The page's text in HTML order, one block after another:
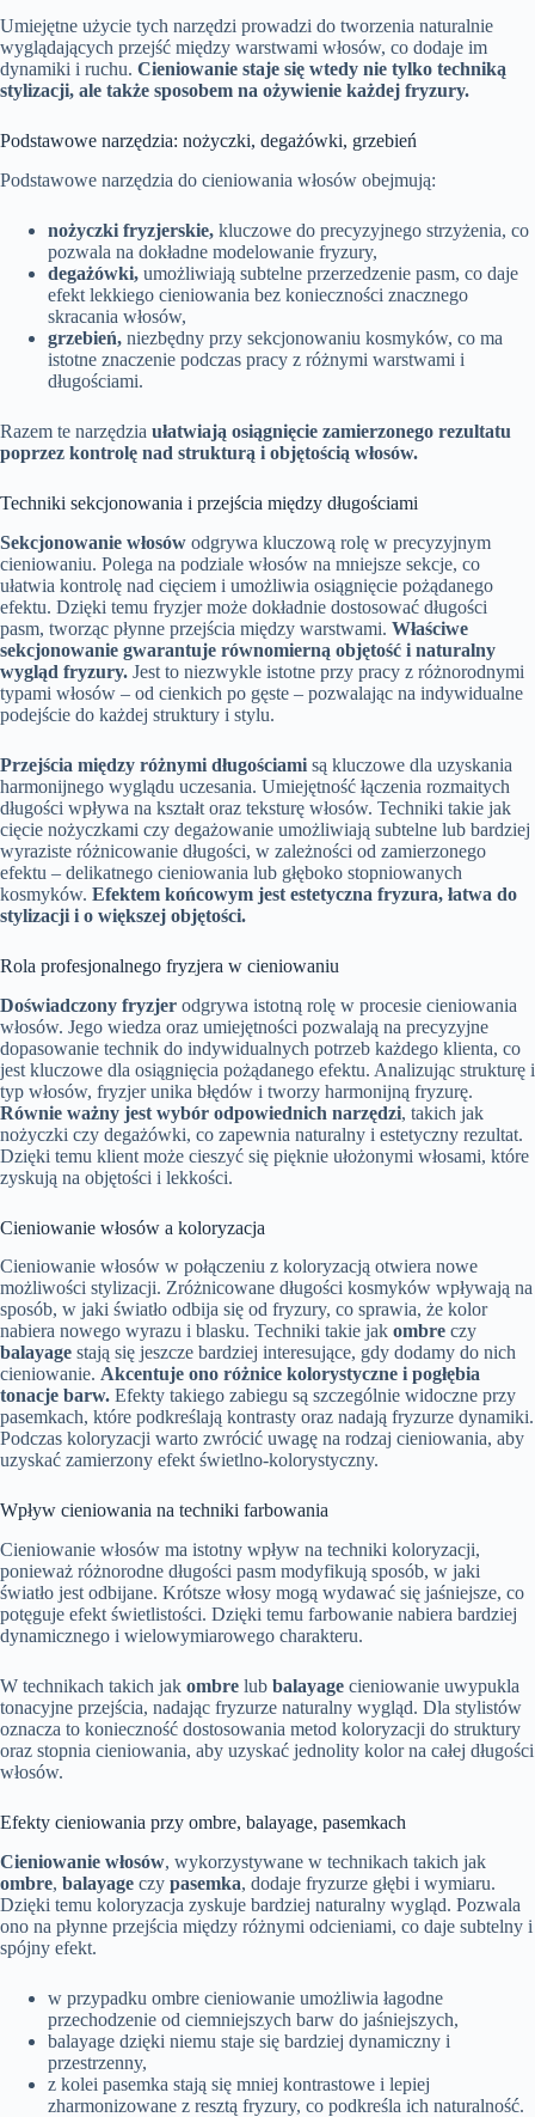
Umiejętne użycie tych narzędzi prowadzi do tworzenia naturalnie
wyglądających przejść między warstwami włosów, co dodaje im
dynamiki i ruchu. Cieniowanie staje się wtedy nie tylko techniką
stylizacji, ale także sposobem na ożywienie każdej fryzury.
Podstawowe narzędzia: nożyczki, degażówki, grzebień
Podstawowe narzędzia do cieniowania włosów obejmują:
nożyczki fryzjerskie, kluczowe do precyzyjnego strzyżenia, co
pozwala na dokładne modelowanie fryzury,
degażówki, umożliwiają subtelne przerzedzenie pasm, co daje
efekt lekkiego cieniowania bez konieczności znacznego
skracania włosów,
grzebień, niezbędny przy sekcjonowaniu kosmyków, co ma
istotne znaczenie podczas pracy z różnymi warstwami i
długościami.
Razem te narzędzia ułatwiają osiągnięcie zamierzonego rezultatu
poprzez kontrolę nad strukturą i objętością włosów.
Techniki sekcjonowania i przejścia między długościami
Sekcjonowanie włosów odgrywa kluczową rolę w precyzyjnym
cieniowaniu. Polega na podziale włosów na mniejsze sekcje, co
ułatwia kontrolę nad cięciem i umożliwia osiągnięcie pożądanego
efektu. Dzięki temu fryzjer może dokładnie dostosować długości
pasm, tworząc płynne przejścia między warstwami. Właściwe
sekcjonowanie gwarantuje równomierną objętość i naturalny
wygląd fryzury. Jest to niezwykle istotne przy pracy z różnorodnymi
typami włosów – od cienkich po gęste – pozwalając na indywidualne
podejście do każdej struktury i stylu.
Przejścia między różnymi długościami są kluczowe dla uzyskania
harmonijnego wyglądu uczesania. Umiejętność łączenia rozmaitych
długości wpływa na kształt oraz teksturę włosów. Techniki takie jak
cięcie nożyczkami czy degażowanie umożliwiają subtelne lub bardziej
wyraziste różnicowanie długości, w zależności od zamierzonego
efektu – delikatnego cieniowania lub głęboko stopniowanych
kosmyków. Efektem końcowym jest estetyczna fryzura, łatwa do
stylizacji i o większej objętości.
Rola profesjonalnego fryzjera w cieniowaniu
Doświadczony fryzjer odgrywa istotną rolę w procesie cieniowania
włosów. Jego wiedza oraz umiejętności pozwalają na precyzyjne
dopasowanie technik do indywidualnych potrzeb każdego klienta, co
jest kluczowe dla osiągnięcia pożądanego efektu. Analizując strukturę i
typ włosów, fryzjer unika błędów i tworzy harmonijną fryzurę.
Równie ważny jest wybór odpowiednich narzędzi, takich jak
nożyczki czy degażówki, co zapewnia naturalny i estetyczny rezultat.
Dzięki temu klient może cieszyć się pięknie ułożonymi włosami, które
zyskują na objętości i lekkości.
Cieniowanie włosów a koloryzacja
Cieniowanie włosów w połączeniu z koloryzacją otwiera nowe
możliwości stylizacji. Zróżnicowane długości kosmyków wpływają na
sposób, w jaki światło odbija się od fryzury, co sprawia, że kolor
nabiera nowego wyrazu i blasku. Techniki takie jak ombre czy
balayage stają się jeszcze bardziej interesujące, gdy dodamy do nich
cieniowanie. Akcentuje ono różnice kolorystyczne i pogłębia
tonacje barw. Efekty takiego zabiegu są szczególnie widoczne przy
pasemkach, które podkreślają kontrasty oraz nadają fryzurze dynamiki.
Podczas koloryzacji warto zwrócić uwagę na rodzaj cieniowania, aby
uzyskać zamierzony efekt świetlno-kolorystyczny.
Wpływ cieniowania na techniki farbowania
Cieniowanie włosów ma istotny wpływ na techniki koloryzacji,
ponieważ różnorodne długości pasm modyfikują sposób, w jaki
światło jest odbijane. Krótsze włosy mogą wydawać się jaśniejsze, co
potęguje efekt świetlistości. Dzięki temu farbowanie nabiera bardziej
dynamicznego i wielowymiarowego charakteru.
W technikach takich jak ombre lub balayage cieniowanie uwypukla
tonacyjne przejścia, nadając fryzurze naturalny wygląd. Dla stylistów
oznacza to konieczność dostosowania metod koloryzacji do struktury
oraz stopnia cieniowania, aby uzyskać jednolity kolor na całej długości
włosów.
Efekty cieniowania przy ombre, balayage, pasemkach
Cieniowanie włosów, wykorzystywane w technikach takich jak
ombre, balayage czy pasemka, dodaje fryzurze głębi i wymiaru.
Dzięki temu koloryzacja zyskuje bardziej naturalny wygląd. Pozwala
ono na płynne przejścia między różnymi odcieniami, co daje subtelny i
spójny efekt.
w przypadku ombre cieniowanie umożliwia łagodne
przechodzenie od ciemniejszych barw do jaśniejszych,
balayage dzięki niemu staje się bardziej dynamiczny i
przestrzenny,
z kolei pasemka stają się mniej kontrastowe i lepiej
zharmonizowane z resztą fryzury, co podkreśla ich naturalność.